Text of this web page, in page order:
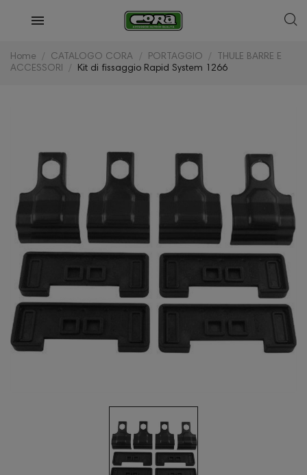
Home CATALOGO CORA PORTAGGIO
THULE BARRE E
ACCESSORI
Kit di fissaggio Rapid System 1266